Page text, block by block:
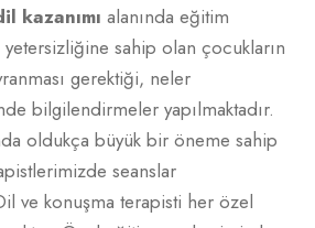
kazanımı alanında eğitim
sahip olan çocukların
gerektiği, neler
bilgilendirmeler yapılmaktadır.
oldukça büyük bir öneme sahip
seanslar
ve konuşma terapisti her özel